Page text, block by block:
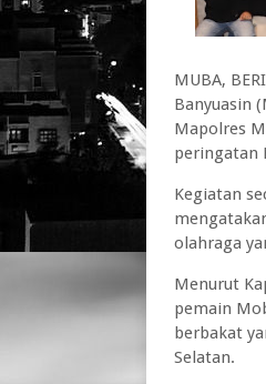
MUBA,
Banyuasin
Mapolres
peringatan
Kegiatan
olahraga
Menurut
pemain
berbakat
Selatan.